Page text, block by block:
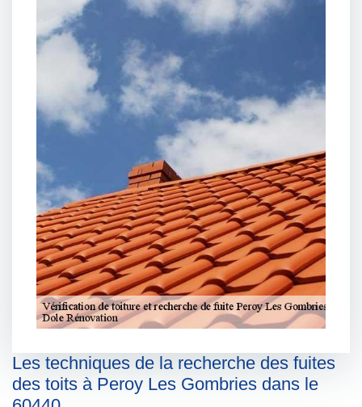
Les techniques de la recherche des fuites
des toits à Peroy Les Gombries dans le